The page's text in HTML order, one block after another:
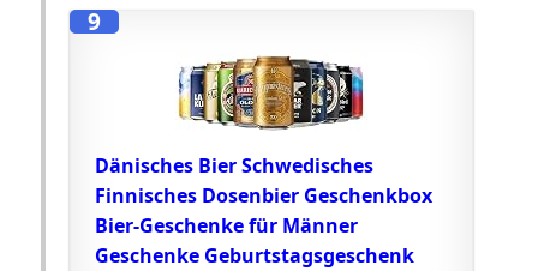
9
Dänisches Bier Schwedisches
Finnisches Dosenbier Geschenkbox
Bier-Geschenke für Männer
Geschenke Geburtstagsgeschenk